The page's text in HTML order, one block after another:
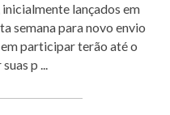
lançados em
semana para novo envio
participar terão até o
p ...